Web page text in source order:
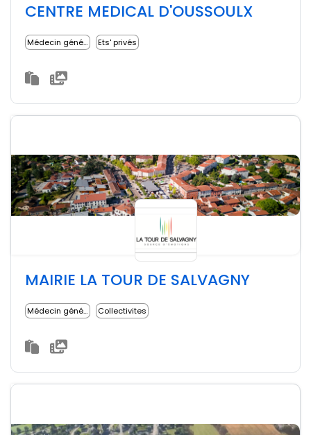
CENTRE MEDICAL D'OUSSOULX
Médecin généraliste Ets' privés
MAIRIE LA TOUR DE SALVAGNY
Médecin généraliste Collectivites